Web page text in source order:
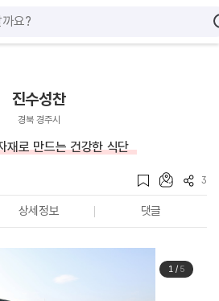
진수성찬
경북 경주시
재로 만드는 건강한 식단
3
상세정보 댓글
1/ 5